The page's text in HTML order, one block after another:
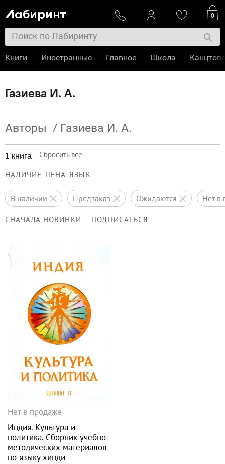
Газиева И. А.
Авторы / Газиева И. А.
1 книга Сбросить все
НАЛИЧИЕ ЦЕНА ЯЗЫК
в наличии предзаказ ожидаются нет
СНАЧАЛА НОВИНКИ ПОДПИСАТЬСЯ
Нет в продаже
Индия. Культура и
политика. Сборник учебно-
методических материалов
по языку хинди
0
Книги Иностранные Главное Школа